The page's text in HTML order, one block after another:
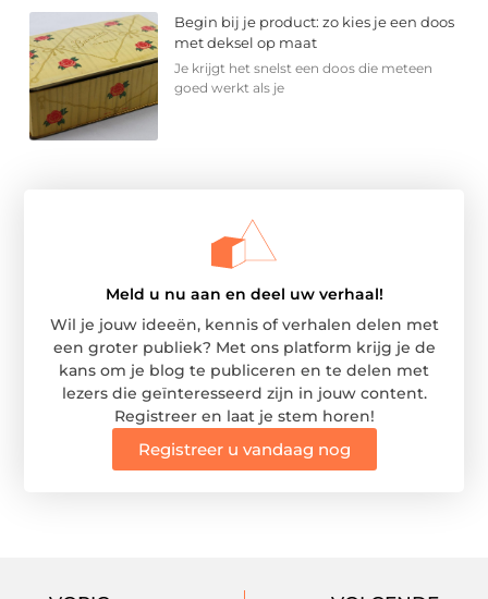
Begin bij je product: zo kies je een doos
met deksel op maat
Je krijgt het snelst een doos die meteen
goed werkt als je
Meld u nu aan en deel uw verhaal!
Wil je jouw ideeën, kennis of verhalen delen met
een groter publiek? Met ons platform krijg je de
kans om je blog te publiceren en te delen met
lezers die geïnteresseerd zijn in jouw content.
Registreer en laat je stem horen!
Registreer u vandaag nog